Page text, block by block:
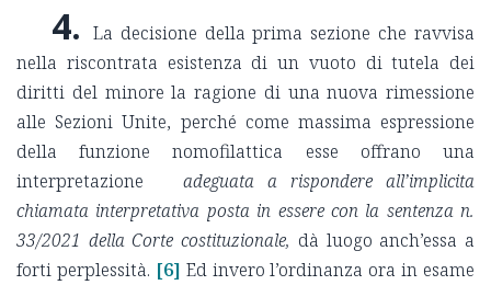
4. La decisione della prima sezione che ravvisa
nella riscontrata esistenza di un vuoto di tutela dei
diritti del minore la ragione di una nuova rimessione
alle Sezioni Unite, perché come massima espressione
della funzione nomofilattica esse offrano una
interpretazione adeguata a rispondere all’implicita
chiamata interpretativa posta in essere con la sentenza n.
33/2021 della Corte costituzionale, dà luogo anch’essa a
forti perplessità. [6] Ed invero l’ordinanza ora in esame